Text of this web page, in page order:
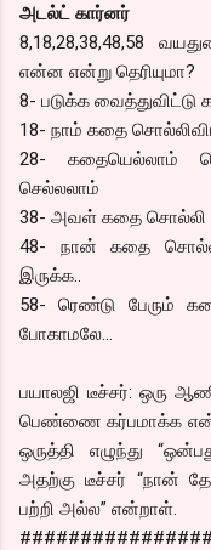
அடல்ட் கார்னர்
8,18,28,38,48,58
என்ன என்று தெரியுமா?
8- படுக்க
18- நாம் கதை
28- கதையெல்லாம்
செல்லலாம்
38- அவள் கதை சொல்லி
48- நான் கதை சொல்லி
இருக்க..
58- ரெண்டு பேரும்
போகாமலே…
பயாலஜி டீச்சர்: ஒரு
பெண்ணை கர்பமாக்க
ஒருத்தி எழுந்து
அதற்கு டீச்சர் “நான்
பற்றி அல்ல” என்றாள்.